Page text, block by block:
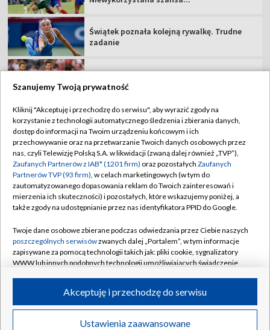
Transmisje Wideo
Trener GKS zachowuje optymizm. "Nie
TVP
Abonament TVP
Sklep TVP
Biuro Reklamy
Oferta Handlowa
Emisja w TVP
Rada Programowa
Ogłoszenia przetargowe
Akademia Telewizyjna
Regulamin TVP
Polityka prywatności
Moje zgody
Biuro reklamy
Kanały
©2026 Telewizja Polska Spółka Akcyjna w likwidacji
Szanujemy Twoją prywatność
Kliknij "Akceptuję i przechodzę do serwisu", aby wyrazić zgody na
korzystanie z technologii automatycznego śledzenia i zbierania danych,
dostęp do informacji na Twoim urządzeniu końcowym i ich
przechowywanie oraz na przetwarzanie Twoich danych osobowych przez
nas, czyli Telewizję Polską S.A. w likwidacji (zwaną dalej również „TVP”),
Zaufanych Partnerów z IAB* (1201 firm) oraz pozostałych Zaufanych
Partnerów TVP (93 firm), w celach marketingowych (w tym do
zautomatyzowanego dopasowania reklam do Twoich zainteresowań i
mierzenia ich skuteczności) i pozostałych, które wskazujemy poniżej, a
także zgody na udostępnianie przez nas identyfikatora PPID do Google.
Twoje dane osobowe zbierane podczas odwiedzania przez Ciebie naszych
poszczególnych serwisówzwanych dalej „Portalem”, w tym informacje
zapisywane za pomocą technologii takich jak: pliki cookie, sygnalizatory
WWW lub innych podobnych technologii umożliwiających świadczenie
ruchu w Internecie.
Twoje dane osobowe zbierane podczas odwiedzania przez Ciebie
Ustawienia zaawansowane
Akceptuję i przechodzę do serwisu